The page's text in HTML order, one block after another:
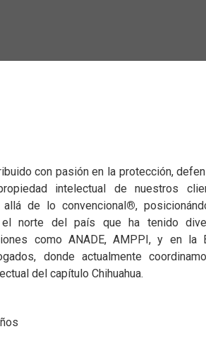
con pasión en la protección,
intelectual de nuestros
de lo convencional®️,
norte del país que ha tenido
como ANADE, AMPPI, y en la
donde actualmente
del capítulo Chihuahua.